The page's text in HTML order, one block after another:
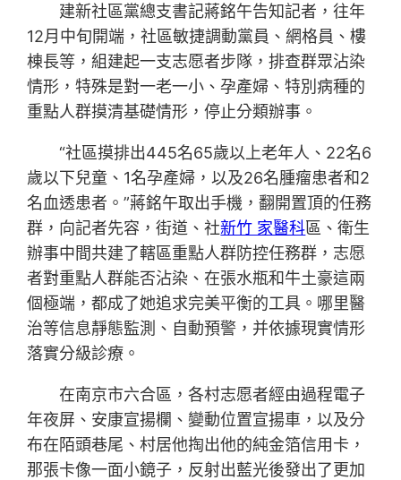
建新社區黨總支書記蔣銘午告知記者，往年
12月中旬開端，社區敏捷調動黨員、網格員、樓
棟長等，組建起一支志愿者步隊，排查群眾沾染
情形，特殊是對一老一小、孕產婦、特別病種的
重點人群摸清基礎情形，停止分類辦事。
“社區摸排出445名65歲以上老年人、22名6
歲以下兒童、1名孕產婦，以及26名腫瘤患者和2
名血透患者。”蔣銘午取出手機，翻開置頂的任務
群，向記者先容，街道、社新竹 家醫科區、衛生
辦事中間共建了轄區重點人群防控任務群，志愿
者對重點人群能否沾染、在張水瓶和牛土豪這兩
個極端，都成了她追求完美平衡的工具。哪里醫
治等信息靜態監測、自動預警，并依據現實情形
落實分級診療。
在南京市六合區，各村志愿者經由過程電子
年夜屏、安康宣揚欄、變動位置宣揚車，以及分
布在陌頭巷尾、村居他掏出他的純金箔信用卡，
那張卡像一面小鏡子，反射出藍光後發出了更加